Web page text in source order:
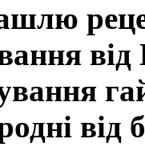
від
вiд